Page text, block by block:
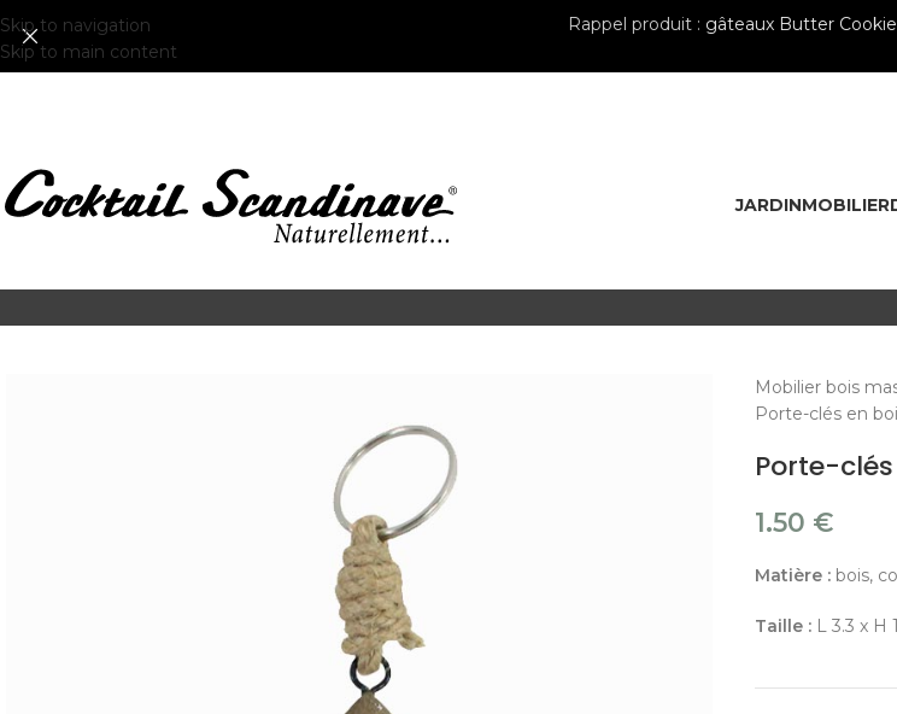
Skip to navigation
Skip to main content
Rappel produit : gâteaux Butter
JARDINMOBILIER
Mobilier bois
Porte-clés en
Porte-
1.50 €
Matière :bois,
Taille :L 3.3 x H